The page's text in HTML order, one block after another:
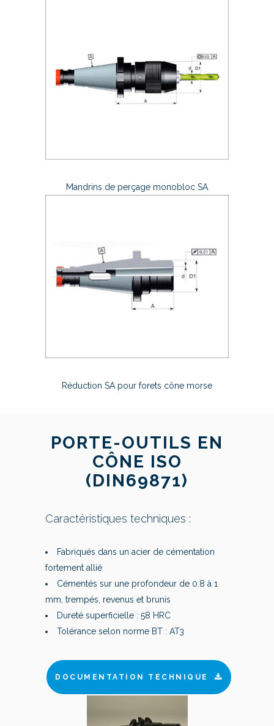
Mandrins de perçage monobloc SA
Réduction SA pour forets cône morse
PORTE-OUTILS EN
CÔNE ISO
(DIN69871)
Caractéristiques techniques :
Fabriqués dans un acier de cémentation
fortement allié
Cémentés sur une profondeur de 0.8 à 1
mm, trempés, revenus et brunis
Dureté superficielle : 58 HRC
Tolérance selon norme BT : AT3
DOCUMENTATION TECHNIQUE